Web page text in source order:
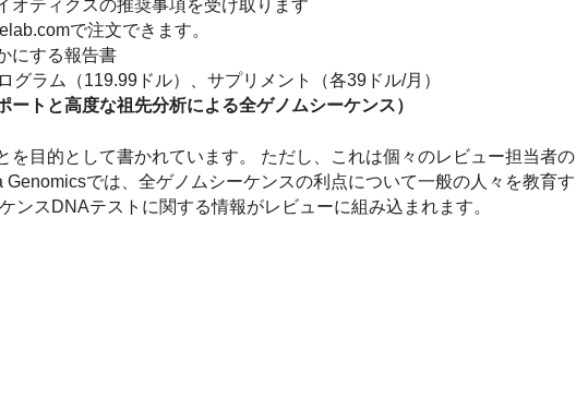
オティクスの推奨事項を受け取ります
で注文できます。
にする報告書
ラム（119.99ドル）、サプリメント（各39ドル/月）
ートと高度な祖先分析による全ゲノムシーケンス）
目的として書かれています。 ただし、これは個々のレビュー担当者の
では、全ゲノムシーケンスの利点について一般の人々を教育す
ンスDNAテストに関する情報がレビューに組み込まれます。